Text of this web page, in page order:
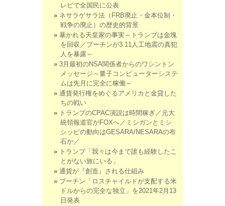
レビで全国民に公表
ネサラゲサラ法（FRB廃止・金本位制・
戦争の廃止）の歴史的背景
暴かれる天皇家の事実～トランプは金塊
を回収／プーチンが3.11人工地震の真犯
人を暴露～
3月最初のNSA関係者からのワシントン
メッセージ～量子コンピューターシステ
ムは先月に完全に稼働～
通貨発行権をめぐるアメリカと金貸した
ちの戦い
トランプのCPAC演説は時間稼ぎ／元大
統領報道官がFOXへ／ミシガンとミシ
シッピの動向はGESARA/NESARAの布
石か／
トランプ「我々は今まで誰も経験したこ
とがない旅にいる」
通貨が『創造』される仕組み
プーチン「ロスチャイルドが支配する米
ドルからの完全な独立」を2021年2月13
日発表